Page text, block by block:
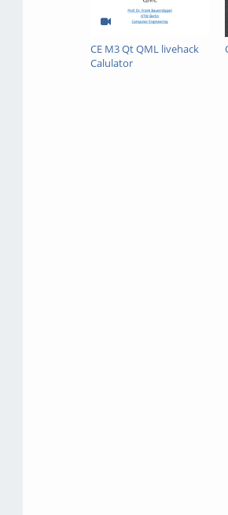
CE M3 Qt QML livehack
Calulator